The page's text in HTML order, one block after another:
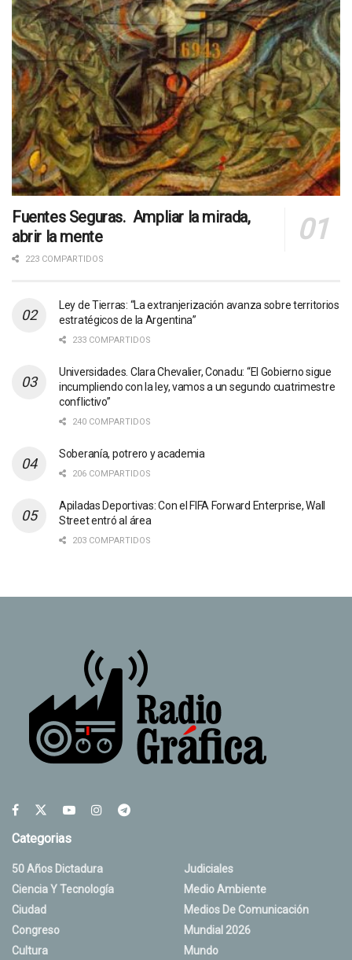
Fuentes Seguras. Ampliar la mirada,
abrir la mente
223 COMPARTIDOS
Ley de Tierras: “La extranjerización avanza sobre territorios
estratégicos de la Argentina”
233 COMPARTIDOS
Universidades. Clara Chevalier, Conadu: “El Gobierno sigue
incumpliendo con la ley, vamos a un segundo cuatrimestre
conflictivo”
240 COMPARTIDOS
Soberanía, potrero y academia
206 COMPARTIDOS
Apiladas Deportivas: Con el FIFA Forward Enterprise, Wall
Street entró al área
203 COMPARTIDOS
Categorias
50 Años Dictadura
Ciencia Y Tecnología
Ciudad
Congreso
Cultura
Judiciales
Medio Ambiente
Medios De Comunicación
Mundial 2026
Mundo